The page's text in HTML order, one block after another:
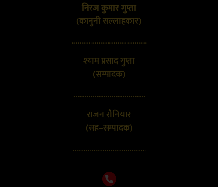
निरज कुमार गुप्ता
(कानुनी सल्लाहकार)
………………………………
श्याम प्रसाद गुप्ता
(सम्पादक)
…………………………….
राजन रौनियार
(सह–सम्पादक)
……………………………..